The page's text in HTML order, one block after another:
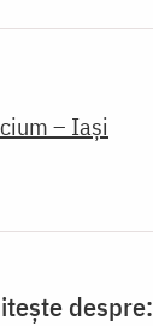
– Iași
despre: